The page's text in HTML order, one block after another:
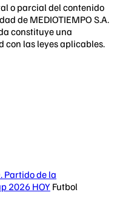
o parcial del contenido
de MEDIOTIEMPO S.A.
constituye una
con las leyes aplicables.
Partido de la
2026 HOY Futbol